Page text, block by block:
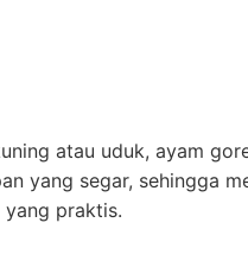
atau uduk, ayam
yang segar, sehingga
praktis.